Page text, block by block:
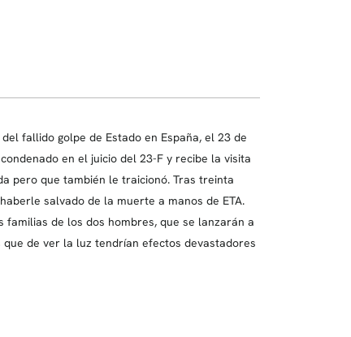
fallido golpe de Estado en España, el 23 de
en el juicio del 23-F y recibe la visita
pero que también le traicionó. Tras treinta
salvado de la muerte a manos de ETA.
de los dos hombres, que se lanzarán a
de ver la luz tendrían efectos devastadores